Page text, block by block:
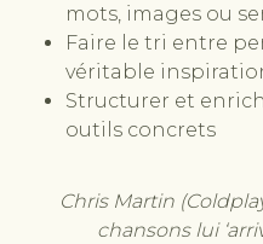
mots, images ou
Faire le tri entre
véritable
Structurer et
outils concrets
Chris Martin
chansons lui